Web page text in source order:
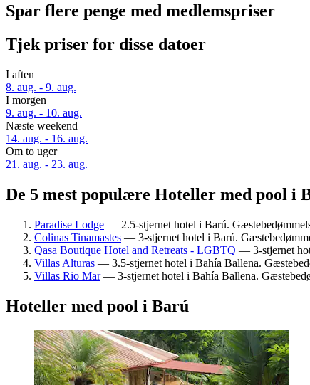
Spar flere penge med medlemspriser
Tjek priser for disse datoer
I aften
8. aug. - 9. aug.
I morgen
9. aug. - 10. aug.
Næste weekend
14. aug. - 16. aug.
Om to uger
21. aug. - 23. aug.
De 5 mest populære Hoteller med pool i
Paradise Lodge — 2.5-stjernet hotel i Barú.
Colinas Tinamastes — 3-stjernet hotel i Barú.
Qasa Boutique Hotel and Retreats - LGBTQ — 3-stjernet
Villas Alturas — 3.5-stjernet hotel i Bahía Ballena.
Villas Rio Mar— 3-stjernet hotel i Bahía Ballena.
Hoteller med pool i Barú